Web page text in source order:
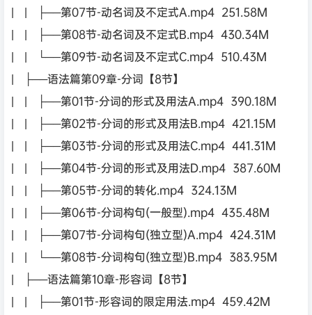
| | ├──第07节-动名词及不定式A.mp4 251.58M
| | ├──第08节-动名词及不定式B.mp4 430.34M
| | └──第09节-动名词及不定式C.mp4 510.43M
| ├──语法篇第09章-分词【8节】
| | ├──第01节-分词的形式及用法A.mp4 390.18M
| | ├──第02节-分词的形式及用法B.mp4 421.15M
| | ├──第03节-分词的形式及用法C.mp4 441.31M
| | ├──第04节-分词的形式及用法D.mp4 387.60M
| | ├──第05节-分词的转化.mp4 324.13M
| | ├──第06节-分词构句(一般型).mp4 435.48M
| | ├──第07节-分词构句(独立型)A.mp4 424.31M
| | └──第08节-分词构句(独立型)B.mp4 383.95M
| ├──语法篇第10章-形容词【8节】
| | ├──第01节-形容词的限定用法.mp4 459.42M